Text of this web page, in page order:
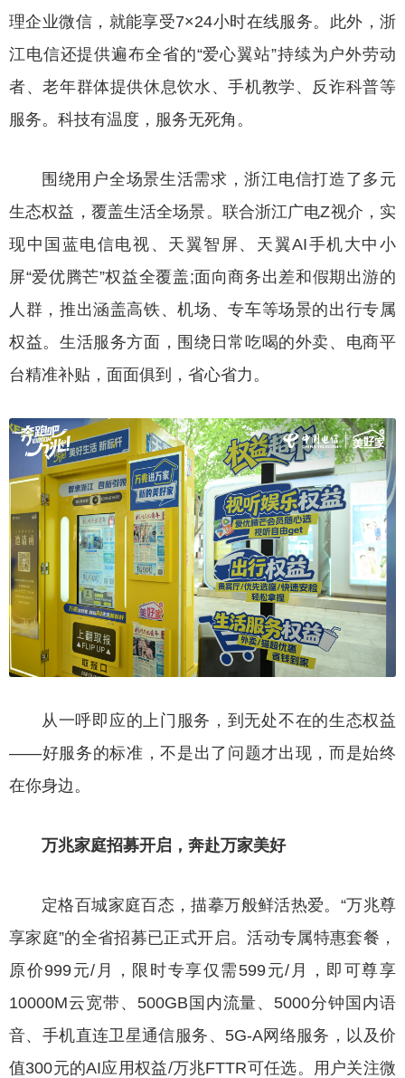
理企业微信，就能享受7×24小时在线服务。此外，浙
江电信还提供遍布全省的“爱心翼站”持续为户外劳动
者、老年群体提供休息饮水、手机教学、反诈科普等
服务。科技有温度，服务无死角。
围绕用户全场景生活需求，浙江电信打造了多元
生态权益，覆盖生活全场景。联合浙江广电Z视介，实
现中国蓝电信电视、天翼智屏、天翼AI手机大中小
屏“爱优腾芒”权益全覆盖;面向商务出差和假期出游的
人群，推出涵盖高铁、机场、专车等场景的出行专属
权益。生活服务方面，围绕日常吃喝的外卖、电商平
台精准补贴，面面俱到，省心省力。
从一呼即应的上门服务，到无处不在的生态权益
——好服务的标准，不是出了问题才出现，而是始终
在你身边。
万兆家庭招募开启，奔赴万家美好
定格百城家庭百态，描摹万般鲜活热爱。“万兆尊
享家庭”的全省招募已正式开启。活动专属特惠套餐，
原价999元/月，限时专享仅需599元/月，即可尊享
10000M云宽带、500GB国内流量、5000分钟国内语
音、手机直连卫星通信服务、5G-A网络服务，以及价
值300元的AI应用权益/万兆FTTR可任选。用户关注微